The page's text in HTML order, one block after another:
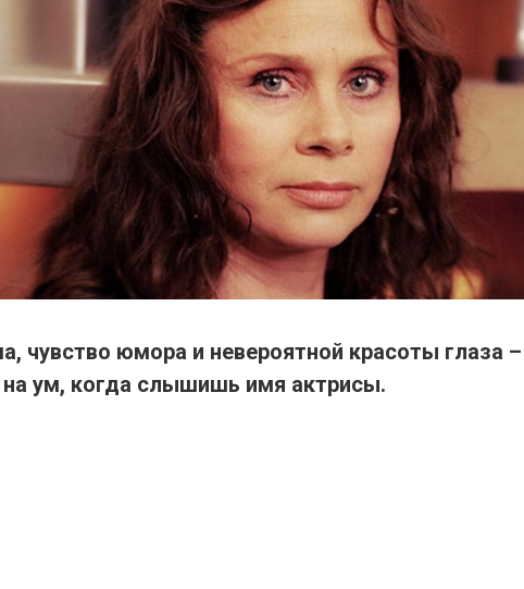
чувство юмора и невероятной красоты глаза
на ум, когда слышишь имя актрисы.